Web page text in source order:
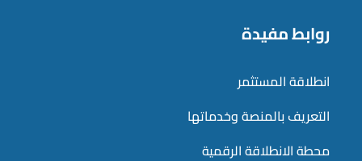
روابط مفيدة
انطلاقة المستثمر
التعريف بالمنصة وخدماتها
محطة الانطلاقة الرقمية